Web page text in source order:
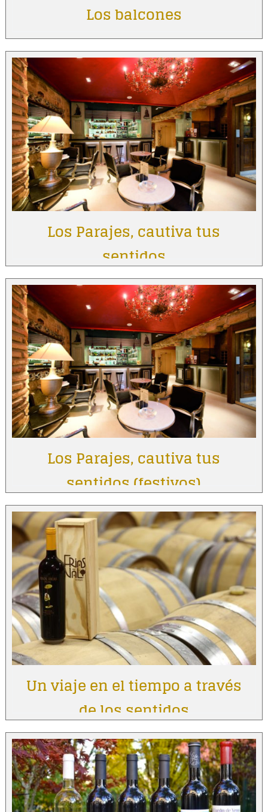
Los balcones
Los Parajes, cautiva tus
sentidos
Los Parajes, cautiva tus
sentidos (festivos)
Un viaje en el tiempo a través
de los sentidos